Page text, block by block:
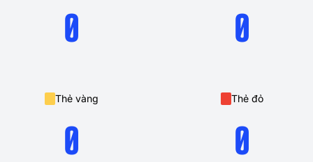
0 0
Thẻ vàng
0
Thẻ đỏ
0